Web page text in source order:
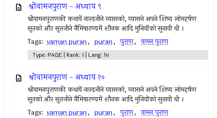
श्रीवामनपुराण - अध्याय ९
श्रीवामनपुराणकी कथायें नारदजीने व्यासको, व्यासने अपने शिष्य लोमहर्षण
सूतको और सूतजीने नैमिषारण्यमें शौनक आदि मुनियोंको सुनायी थी ।
Tags: vaman puran, puran, पुराण, वामन पुराण
Type: PAGE | Rank: 1 | Lang: hi
श्रीवामनपुराण - अध्याय १०
श्रीवामनपुराणकी कथायें नारदजीने व्यासको, व्यासने अपने शिष्य लोमहर्षण
सूतको और सूतजीने नैमिषारण्यमें शौनक आदि मुनियोंको सुनायी थी ।
Tags: vaman puran, puran, पुराण, वामन पुराण